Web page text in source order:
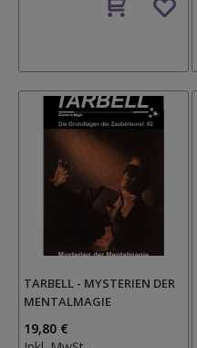
den
TARBELL - MYSTERIEN DER
MENTALMAGIE
19,80 €